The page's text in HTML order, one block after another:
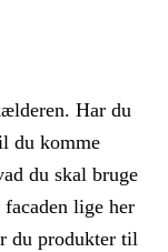
Har du
du komme
du skal bruge
lige her
du produkter til